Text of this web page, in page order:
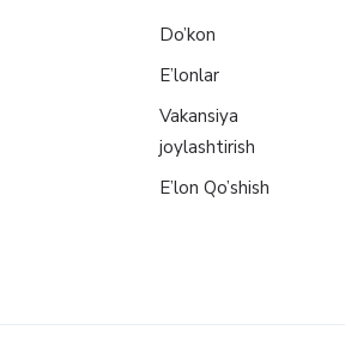
Do’kon
E’lonlar
Vakansiya
joylashtirish
E’lon Qo’shish